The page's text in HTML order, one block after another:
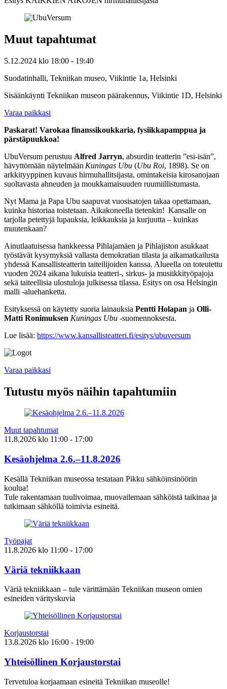
Muut tapahtumat
5.12.2024 klo 18:00 - 19:40
Suodatinhalli, Tekniikan museo, Viikintie 1a, Helsinki
Sisäänkäynti Tekniikan museon päärakennus, Viikintie 1D, Helsinki
Varaa paikkasi
Paskarat! Varokaa finanssikoukkaria, fysiikkapamppua ja
pärstäpuukkoa!
UbuVersum perustuu Alfred Jarryn, absurdin teatterin ”esi-isän”,
hävyttömään näytelmään Kuningas Ubu (Ubu Roi, 1898). Se on
arkkityyppinen kuvaus hirmuhallitsijasta, omintakeisia kirosanojaan
suoltavasta ahneuden ja moukkamaisuuden ruumiillistumasta.
Nyt Mama ja Papa Ubu saapuvat vuosisatojen takaa opettamaan,
kuinka historiaa toistetaan. Aikakoneella tietenkin! Kansalle on
tarjolla petettyjä lupauksia, leikkauksia ja kurjuutta – kuinkas
muutenkaan?
Ainutlaatuisessa hankkeessa Pihlajamäen ja Pihlajiston asukkaat
työstävät kysymyksiä vallasta demokratian tilasta ja aikamatkailusta
yhdessä Kansallisteatterin taiteilijoiden kanssa. Alueella on toteutettu
vuoden 2024 aikana lukuisia teatteri-, sirkus- ja musiikkityöpajoja
sekä taiteellisia ulostuloja julkisessa tilassa. Esitys on osa Helsingin
malli -aluehanketta.
Esityksessä on käytetty suoria lainauksia Pentti Holapan ja Olli-
Matti Ronimuksen Kuningas Ubu -suomennoksesta.
Lue lisää: https://www.kansallisteatteri.fi/esitys/ubuversum
Varaa paikkasi
Tutustu myös näihin tapahtumiin
Muut tapahtumat
11.8.2026 klo 11:00 - 17:00
Kesäohjelma 2.6.–11.8.2026
Kesällä Tekniikan museossa testataan Pikku sähköinsinöörin
koulua!
Tule rakentamaan tuulivoimaa, muovailemaan sähköistä taikinaa ja
tutkimaan sähköllä toimivia esineitä.
Työpajat
11.8.2026 klo 11:00 - 17:00
Väriä tekniikkaan
Väriä tekniikkaan – tule värittämään Tekniikan museon omien
esineiden värityskuvia
Korjaustorstai
13.8.2026 klo 16:00 - 19:00
Yhteisöllinen Korjaustorstai
Tervetuloa korjaamaan esineitä Tekniikan museolle!